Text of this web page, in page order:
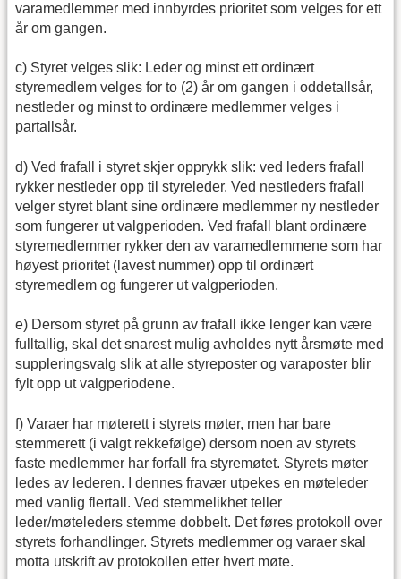
varamedlemmer med innbyrdes prioritet som velges for ett
år om gangen.
c) Styret velges slik: Leder og minst ett ordinært
styremedlem velges for to (2) år om gangen i oddetallsår,
nestleder og minst to ordinære medlemmer velges i
partallsår.
d) Ved frafall i styret skjer opprykk slik: ved leders frafall
rykker nestleder opp til styreleder. Ved nestleders frafall
velger styret blant sine ordinære medlemmer ny nestleder
som fungerer ut valgperioden. Ved frafall blant ordinære
styremedlemmer rykker den av varamedlemmene som har
høyest prioritet (lavest nummer) opp til ordinært
styremedlem og fungerer ut valgperioden.
e) Dersom styret på grunn av frafall ikke lenger kan være
fulltallig, skal det snarest mulig avholdes nytt årsmøte med
suppleringsvalg slik at alle styreposter og varaposter blir
fylt opp ut valgperiodene.
f) Varaer har møterett i styrets møter, men har bare
stemmerett (i valgt rekkefølge) dersom noen av styrets
faste medlemmer har forfall fra styremøtet. Styrets møter
ledes av lederen. I dennes fravær utpekes en møteleder
med vanlig flertall. Ved stemmelikhet teller
leder/møteleders stemme dobbelt. Det føres protokoll over
styrets forhandlinger. Styrets medlemmer og varaer skal
motta utskrift av protokollen etter hvert møte.